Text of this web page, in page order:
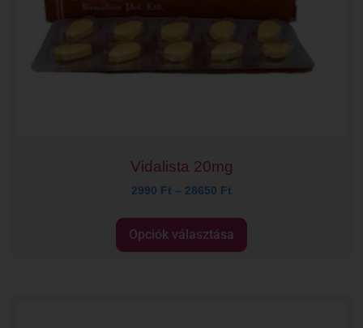
Vidalista 20mg
2990 Ft – 28650 Ft
Opciók választása